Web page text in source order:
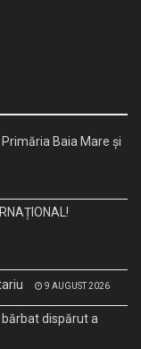
Baia Mare și
9 AUGUST 2026
bărbat dispărut a